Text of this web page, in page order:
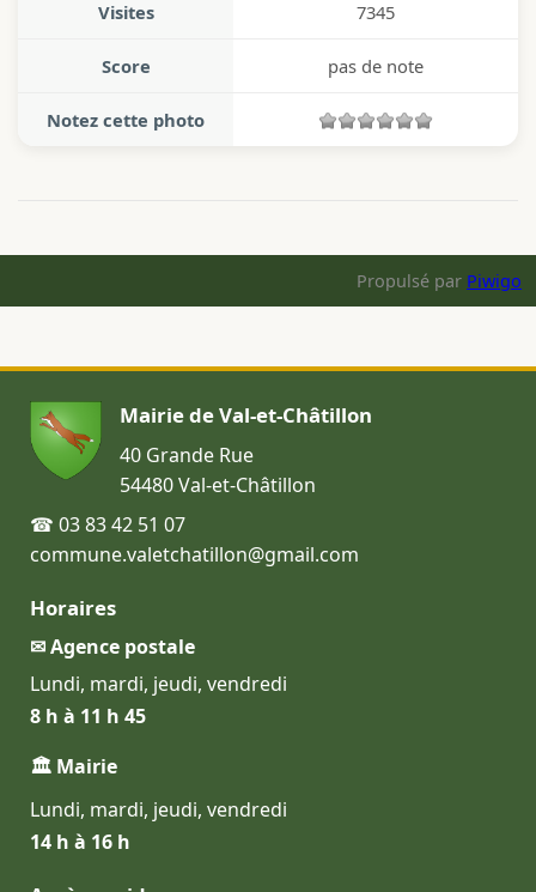
Visites 7345
Score pas de note
Notez cette photo
Propulsé par Piwigo
Mairie de Val-et-Châtillon
40 Grande Rue
54480 Val-et-Châtillon
☎ 03 83 42 51 07
commune.valetchatillon@gmail.com
Horaires
✉ Agence postale
Lundi, mardi, jeudi, vendredi
8 h à 11 h 45
🏛 Mairie
Lundi, mardi, jeudi, vendredi
14 h à 16 h